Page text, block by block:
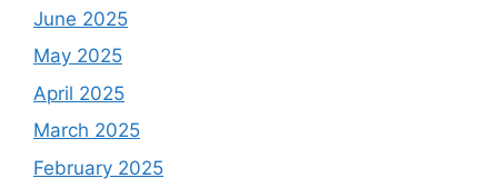
June 2025
May 2025
April 2025
March 2025
February 2025